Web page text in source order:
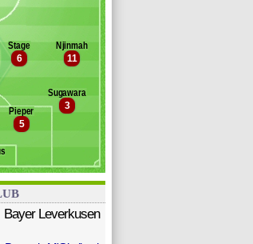
Werder Breme
5
Pieper
3
Sugawara
11
Njinmah
6
Stage
Bayer Leverkusen